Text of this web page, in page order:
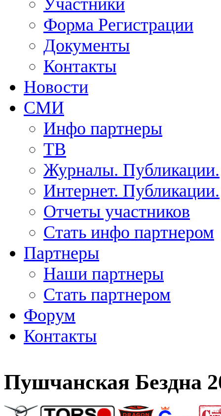
Участники
Форма Регистрации
Документы
Контакты
Новости
СМИ
Инфо партнеры
ТВ
Журналы. Публикации.
Интернет. Публикации.
Отчеты участников
Стать инфо партнером
Партнеры
Наши партнеры
Стать партнером
Форум
Контакты
Пушчанская Бездна